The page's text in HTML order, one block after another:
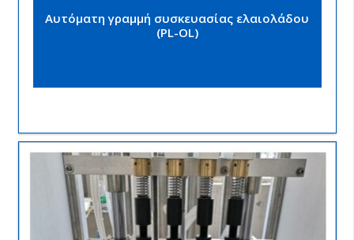
Αυτόματη γραμμή συσκευασίας ελαιολάδου
(PL-OL)